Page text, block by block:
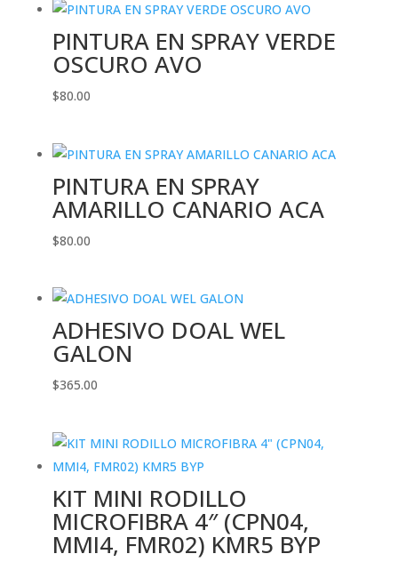
PINTURA EN SPRAY VERDE
OSCURO AVO
$80.00
PINTURA EN SPRAY
AMARILLO CANARIO ACA
$80.00
ADHESIVO DOAL WEL
GALON
$365.00
KIT MINI RODILLO
MICROFIBRA 4″ (CPN04,
MMI4, FMR02) KMR5 BYP